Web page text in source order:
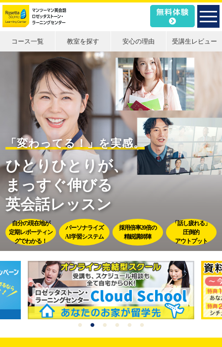
コース一覧 教室を探す 安心の理由 受講生レビュー
「変わってる！」を実感。
ひとりひとりが、
まっすぐ伸びる
英会話レッスン
自分の現在地が
定期レポーティン
グでわかる！
パーソナライズ
AI学習システム
採用倍率20倍の
精鋭講師陣
「話し疲れる」
圧倒的
アウトプット